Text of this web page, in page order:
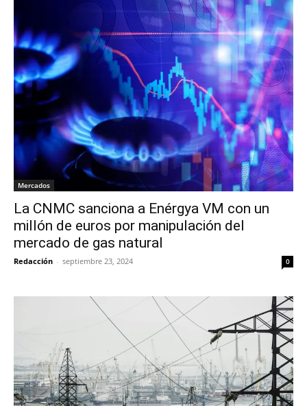
Mercados
La CNMC sanciona a Enérgya VM con un
millón de euros por manipulación del
mercado de gas natural
Redacción - septiembre 23, 2024 0